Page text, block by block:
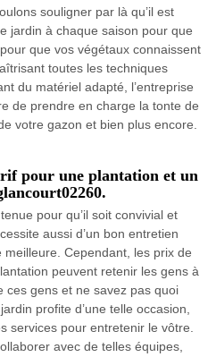
souligner par là qu’il est
jardin à chaque saison pour que
que vos végétaux connaissent
toutes les techniques
du matériel adapté, l’entreprise
de prendre en charge la tonte de
votre gazon et bien plus encore.
pour une plantation et un
pour qu’il soit convivial et
aussi d’un bon entretien
Cependant, les prix de
peuvent retenir les gens à
ces gens et ne savez pas quoi
profite d’une telle occasion,
services pour entretenir le vôtre.
avec de telles équipes,